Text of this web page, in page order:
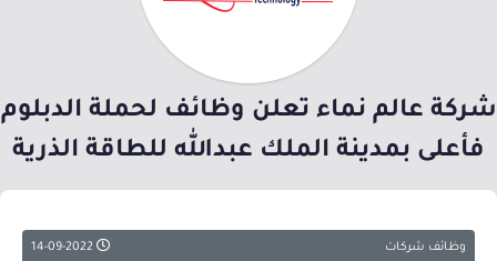
شركة عالم نماء تعلن وظائف لحملة الدبلوم
فأعلى بمدينة الملك عبدالله للطاقة الذرية
وظائف شركات